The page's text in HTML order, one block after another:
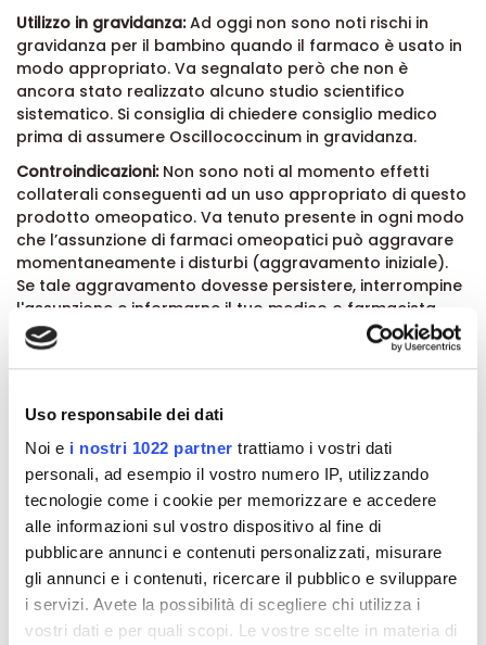
Uso responsabile dei dati
Noi e i nostri 1022 partner trattiamo i vostri dati
personali, ad esempio il vostro numero IP, utilizzando
tecnologie come i cookie per memorizzare e accedere
alle informazioni sul vostro dispositivo al fine di
pubblicare annunci e contenuti personalizzati, misurare
gli annunci e i contenuti, ricercare il pubblico e sviluppare
i servizi. Avete la possibilità di scegliere chi utilizza i
vostri dati e per quali scopi. Le vostre scelte in materia di
Utilizzo in gravidanza:Ad oggi non sono noti rischi in
gravidanza per il bambino quando il farmaco è usato in
modo appropriato. Va segnalato però che non è
ancora stato realizzato alcuno studio scientifico
sistematico. Si consiglia di chiedere consiglio medico
prima di assumere Oscillococcinum in gravidanza.
Controindicazioni: Non sono noti al momento effetti
collaterali conseguenti ad un uso appropriato di questo
prodotto omeopatico. Va tenuto presente in ogni modo
che l’assunzione di farmaci omeopatici può aggravare
momentaneamente i disturbi (aggravamento iniziale).
Se tale aggravamento dovesse persistere, interrompine
l'assunzione e informarne il tuo medico o farmacista.
Avvertenze:
Conservare a temperatura ambiente (15-
25°C). Il farmaco non deve essere utilizzato oltre la data
qualsiasi altro farmaco, Oscillococcinum® deve essere
informazioni, consultare il proprio medico o farmacista.
Che cosa contiene Oscillococcinum Boiron:
1 dose contiene 1g di granuli di Anas Barbariae, Hepatis e
Cordis extractum 200 K. Questo preparato contiene
inoltre eccipienti: saccarosio e lattosio.
Formato:
Confezione da 6 dosi in globuli